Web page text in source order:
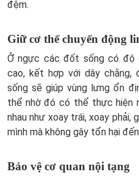
đệm.
Giữ cơ thể chuyển động
Ở ngực các đốt sống có độ
cao, kết hợp với dây
sống sẽ giúp vùng lưng ổn
thể nhờ đó có thể thực hiện
nhau như xoay trái, xoay phải,
mình mà không gây tổn hại
Bảo vệ cơ quan nội tạng